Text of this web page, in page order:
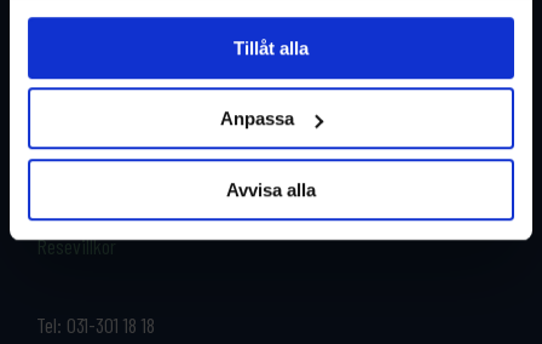
Tillåt alla
Anpassa
Avvisa alla
Tel: 031-301 18 18
Restyper
Om oss
Resevillkor
Boka och res tryggt med
EverTrek
Grupp & Konferens
Kontakta oss